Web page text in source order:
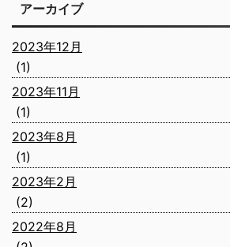
アーカイブ
2023年12月
(1)
2023年11月
(1)
2023年8月
(1)
2023年2月
(2)
2022年8月